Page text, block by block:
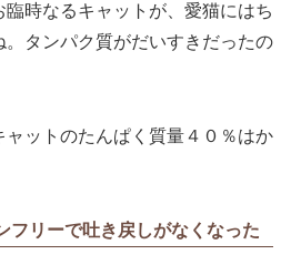
時なるキャットが、愛猫にはち
。タンパク質がだいすきだったの
ットのたんぱく質量４０％はか
フリーで吐き戻しがなくなった